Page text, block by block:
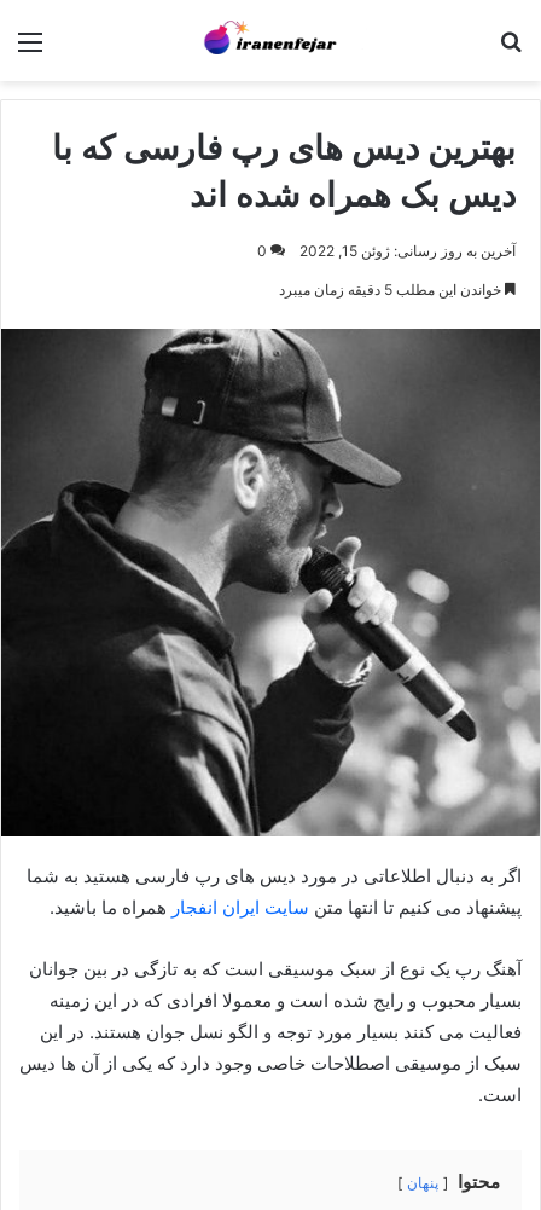
بهترین دیس های رپ فارسی که با
دیس بک همراه شده اند
آخرین به روز رسانی: ژوئن 15, 2022 0
خواندن این مطلب 5 دقیقه زمان میبرد
اگر به دنبال اطلاعاتی در مورد دیس های رپ فارسی هستید به شما
پیشنهاد می کنیم تا انتها متن سایت ایران انفجار همراه ما باشید.
آهنگ رپ یک نوع از سبک موسیقی است که به تازگی در بین جوانان
بسیار محبوب و رایج شده است و معمولا افرادی که در این زمینه
فعالیت می کنند بسیار مورد توجه و الگو نسل جوان هستند. در این
سبک از موسیقی اصطلاحات خاصی وجود دارد که یکی از آن ها دیس
است.
محتوا پنهان